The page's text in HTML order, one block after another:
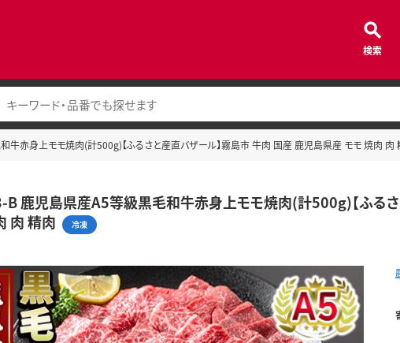
検索
牛赤身上モモ焼肉(計500g)【ふるさと産直バザール】霧島市 牛肉 国産 鹿児島県産 モモ 焼肉 肉
B 鹿児島県産A5等級黒毛和牛赤身上モモ焼肉(計500g)【ふる
肉 精肉
冷凍